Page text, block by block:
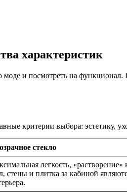
характеристик
и посмотреть на функционал.
критерии выбора: эстетику,
стекло
легкость, «растворение»
стены и плитка за кабиной